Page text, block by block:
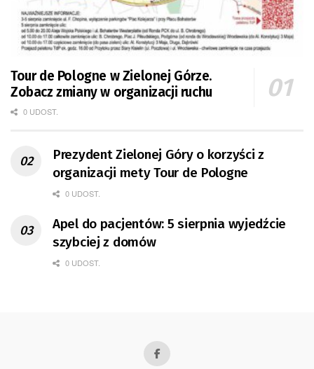
Tour de Pologne w Zielonej Górze.
Zobacz zmiany w organizacji ruchu
0 UDOST.
Prezydent Zielonej Góry o korzyści z
organizacji mety Tour de Pologne
0 UDOST.
Apel do pacjentów: 5 sierpnia wyjedźcie
szybciej z domów
0 UDOST.